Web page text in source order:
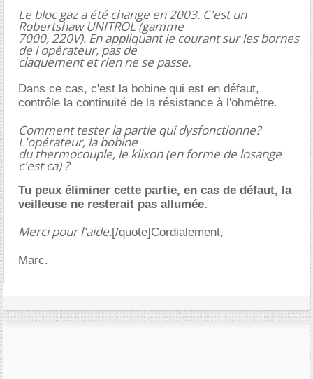
Le bloc gaz a été change en 2003. C'est un
Robertshaw UNITROL (gamme
7000, 220V). En appliquant le courant sur les bornes
de l opérateur, pas de
claquement et rien ne se passe.
Dans ce cas, c'est la bobine qui est en défaut,
contrôle la continuité de la résistance à l'ohmètre.
Comment tester la partie qui dysfonctionne?
L'opérateur, la bobine
du thermocouple, le klixon (en forme de losange
c'est ca) ?
Tu peux éliminer cette partie, en cas de défaut, la
veilleuse ne resterait pas allumée.
Merci pour l'aide.[/quote]Cordialement,
Marc.